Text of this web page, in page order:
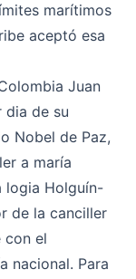
marítimos
aceptó esa
Juan
dia de su
Nobel de Paz,
a maría
logia Holguín-
de la canciller
con el
nacional. Para